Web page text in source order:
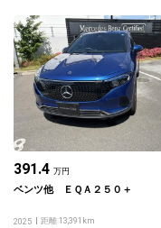
391.4 万円
ベンツ他 ＥＱＡ２５０＋
2025 距離 13,391km